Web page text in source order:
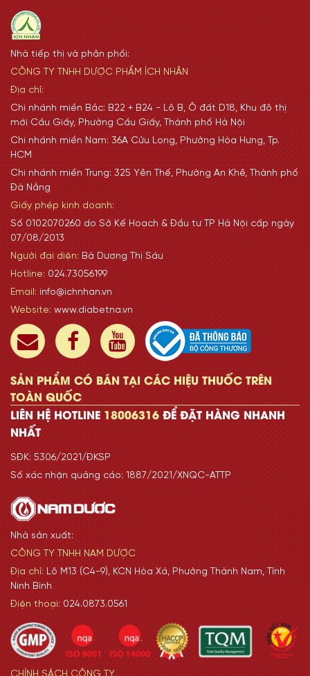
Nhà tiếp thị và phân phối:
CÔNG TY TNHH DƯỢC PHẨM ÍCH NHÂN
Địa chỉ:
Chi nhánh miền Bắc: B22 + B24 - Lô B, Ô đất D18, Khu đô thị
mới Cầu Giấy, Phường Cầu Giấy, Thành phố Hà Nội
Chi nhánh miền Nam: 36A Cửu Long, Phường Hòa Hưng, Tp.
HCM
Chi nhánh miền Trung: 325 Yên Thế, Phường An Khê, Thành phố
Đà Nẵng
Giấy phép kinh doanh:
Số 0102070260 do Sở Kế Hoạch & Đầu tư TP Hà Nội cấp ngày
07/08/2013
Người đại diện: Bà Dương Thị Sáu
Hotline: 024.73056199
Email: info@ichnhan.vn
Website: www.diabetna.vn
SẢN PHẨM CÓ BÁN TẠI CÁC HIỆU THUỐC TRÊN
TOÀN QUỐC
LIÊN HỆ HOTLINE 18006316 ĐỂ ĐẶT HÀNG NHANH
NHẤT
SĐK: 5306/2021/ĐKSP
Số xác nhận quảng cáo: 1887/2021/XNQC-ATTP
Nhà sản xuất:
CÔNG TY TNHH NAM DƯỢC
Địa chỉ: Lô M13 (C4-9), KCN Hòa Xá, Phường Thành Nam, Tỉnh
Ninh Bình
Điện thoại: 024.0873.0561